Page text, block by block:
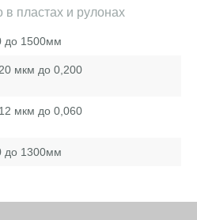
пластах и рулонах
до 1500мм
мкм до 0,200
мкм до 0,060
до 1300мм